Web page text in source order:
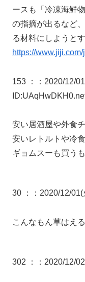
ースも「冷凍海鮮
の指摘が出るなど
る材料にしようと
https://
153 ：
：2020/12/
安い居酒屋や外食
安いレトルトや冷
ギョムスーも買う
30 ： ：2020/12/
こんなもん草はえ
302 ： ：2020/12/